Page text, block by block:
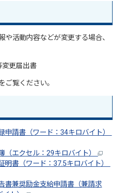
や活動内容などが変更する場合、
変更届出書
ご覧ください。
申請書（ワード：34キロバイト）
（エクセル：29キロバイト）
明書（ワード：37.5キロバイト）
書兼奨励金支給申請書（兼請求